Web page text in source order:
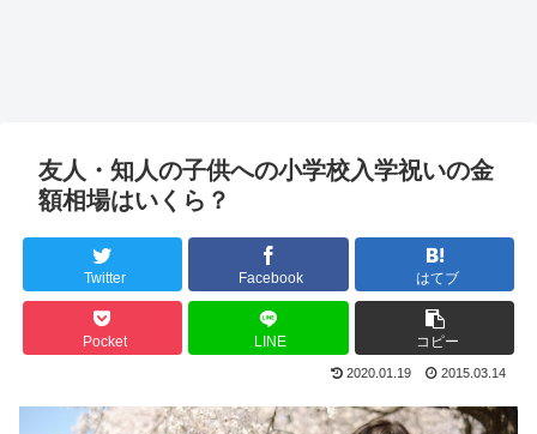
友人・知人の子供への小学校入学祝いの金
額相場はいくら？
Twitter Facebook はてブ
Pocket LINE コピー
2020.01.19 2015.03.14